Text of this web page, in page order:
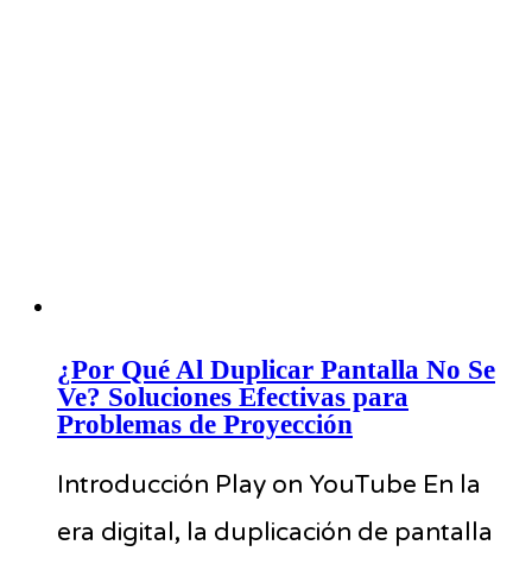
¿Por Qué Al Duplicar Pantalla No Se
Ve? Soluciones Efectivas para
Problemas de Proyección
Introducción Play on YouTube En la
era digital, la duplicación de pantalla